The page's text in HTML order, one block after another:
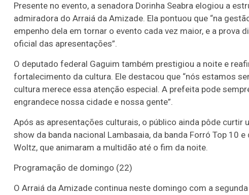
Presente no evento, a senadora Dorinha Seabra elogiou a
admiradora do Arraiá da Amizade. Ela pontuou que “na
empenho dela em tornar o evento cada vez maior, e a
oficial das apresentações”.
O deputado federal Gaguim também prestigiou a noite e
fortalecimento da cultura. Ele destacou que “nós estamos
cultura merece essa atenção especial. A prefeita pode
engrandece nossa cidade e nossa gente”.
Após as apresentações culturais, o público ainda pôde
show da banda nacional Lambasaia, da banda Forró Top 10
Woltz, que animaram a multidão até o fim da noite.
Programação de domingo (22)
O Arraiá da Amizade continua neste domingo com a